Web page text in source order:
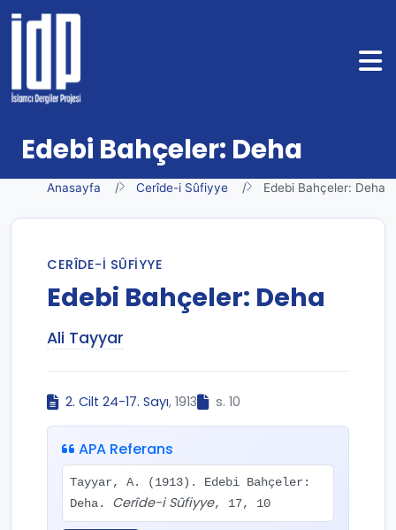
Edebi Bahçeler: Deha
Anasayfa Cerîde-i Sûfiyye Edebi Bahçeler: Deha
CERÎDE-I SÛFIYYE
Edebi Bahçeler: Deha
Ali Tayyar
2. Cilt 24-17. Sayı, 1913 s. 10
APA Referans
Tayyar, A. (1913). Edebi Bahçeler:
Deha. Cerîde-i Sûfiyye, 17, 10